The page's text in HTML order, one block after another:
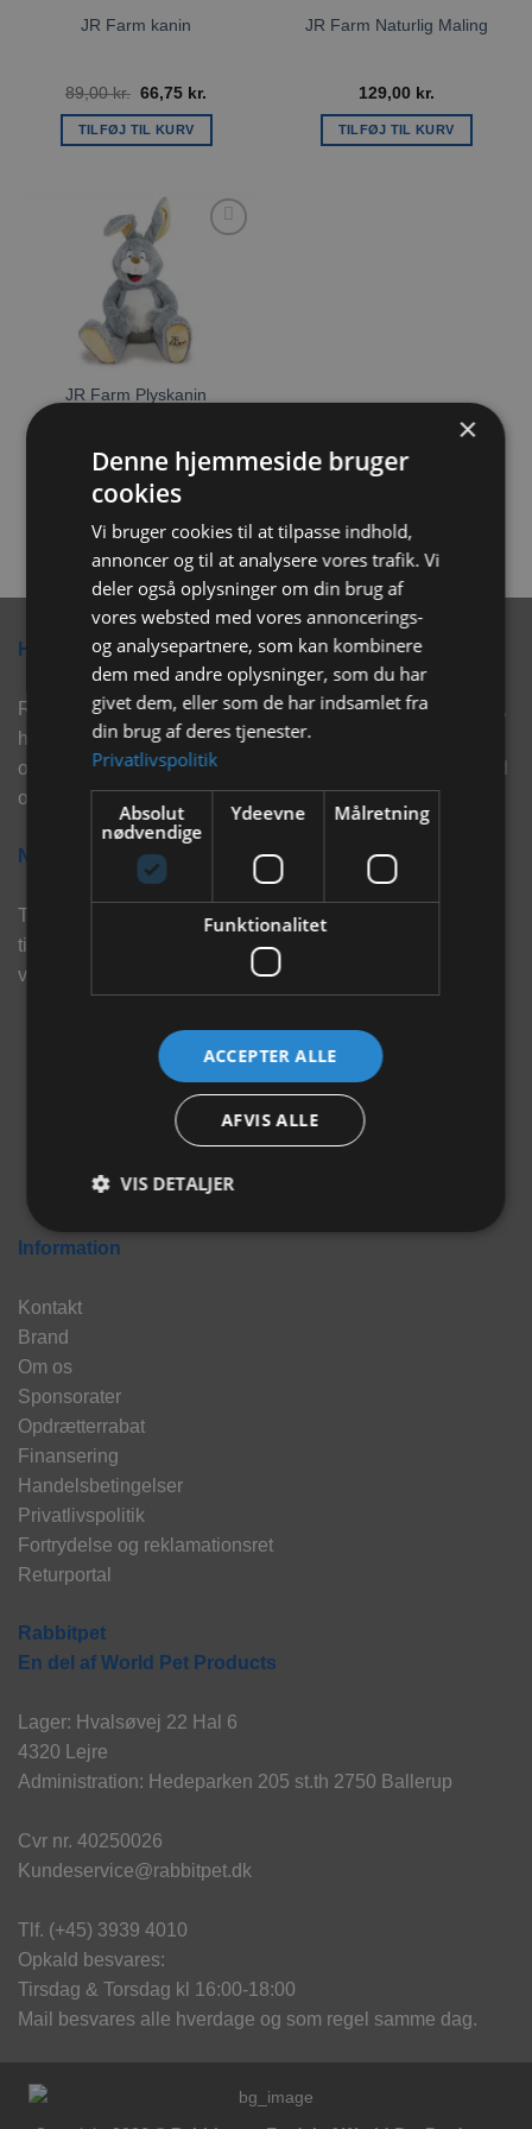
JR Farm kanin
89,00kr. Den
pris
var:
66,75 kr.
TILFØJ TIL KURV
JR Farm Naturlig Maling
129,00 kr.
TILFØJ TIL KURV
JR Farm Plyskanin
139,00kr.
TILFØJ TIL KURV
Hvorfor vælge Rabbitpet?
Rabbitpet sælger ikke kun kvalitetsprodukter såsom, foder,
hø, aktivering, strøelse mm. til vores kunder. Vi hjælper
også med rådgivning, så tøv ikke med at skrive eller ring til
os for hjælp..
Nyhedsbrev
Tilmeld dig vores nyhedsbrev og eksklusive tilbud og få
tilbud på mail før andre gør. Vi vil holde dig opdateret med
vores seneste information, produkter og tilbud.
Information
Kontakt
Brand
Om os
Sponsorater
Opdrætterrabat
Finansering
Handelsbetingelser
Privatlivspolitik
Fortrydelse og reklamationsret
Returportal
Rabbitpet
En del af World Pet Products
Lager: Hvalsøvej 22 Hal 6
4320 Lejre
Administration: Hedeparken 205 st.th 2750 Ballerup
Cvr nr. 40250026
Kundeservice@rabbitpet.dk
Tlf. (+45) 3939 4010
Opkald besvares:
Tirsdag & Torsdag kl 16:00-18:00
Mail besvares alle hverdage og som regel samme dag.
×
Denne hjemmeside bruger
cookies
Vi bruger cookies til at tilpasse indhold,
annoncer og til at analysere vores trafik. Vi
deler også oplysninger om din brug af
vores websted med vores annoncerings-
og analysepartnere, som kan kombinere
dem med andre oplysninger, som du har
givet dem, eller som de har indsamlet fra
din brug af deres tjenester.
Privatlivspolitik
Absolut
nødvendige
Ydeevne Målretning
Funktionalitet
ACCEPTER ALLE
AFVIS ALLE
VIS DETALJER